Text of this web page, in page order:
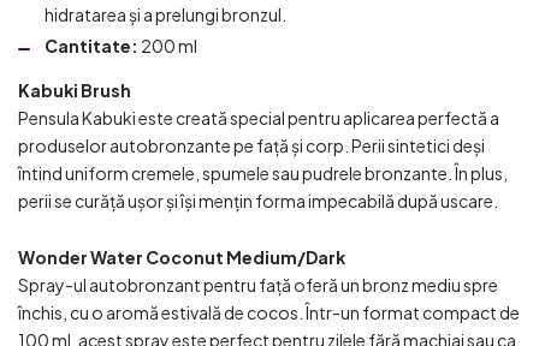
hidratarea și a prelungi bronzul.
Cantitate: 200 ml
Kabuki Brush
Pensula Kabuki este creată special pentru aplicarea perfectă a
produselor autobronzante pe față și corp. Perii sintetici deși
întind uniform cremele, spumele sau pudrele bronzante. În plus,
perii se curăță ușor și își mențin forma impecabilă după uscare.
Wonder Water Coconut Medium/Dark
Spray-ul autobronzant pentru față oferă un bronz mediu spre
închis, cu o aromă estivală de cocos. Într-un format compact de
100 ml, acest spray este perfect pentru zilele fără machiaj sau ca